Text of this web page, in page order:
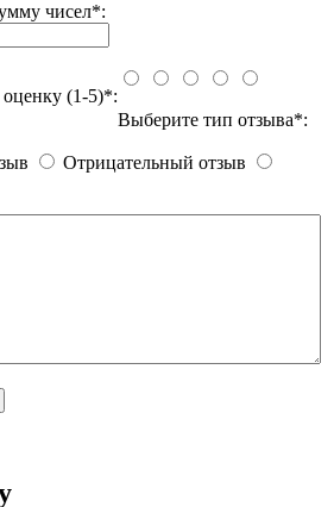
чисел*:
оценку (1-5)*:
Выберите тип отзыва*:
Отрицательный отзыв